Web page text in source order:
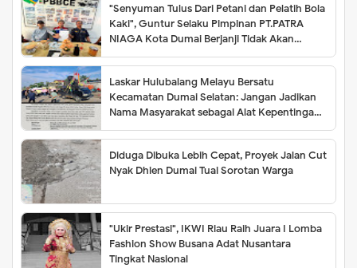
"Senyuman Tulus Dari Petani dan Pelatih Bola
Kaki", Guntur Selaku Pimpinan PT.PATRA
NIAGA Kota Dumai Berjanji Tidak Akan
Meminta Biaya 1 Rupiah pun Sampai Batas
Waktu Belum Bisa ditentukan
Laskar Hulubalang Melayu Bersatu
Kecamatan Dumai Selatan: Jangan Jadikan
Nama Masyarakat sebagai Alat Kepentingan
Kelompok
Diduga Dibuka Lebih Cepat, Proyek Jalan Cut
Nyak Dhien Dumai Tuai Sorotan Warga
"Ukir Prestasi", IKWI Riau Raih Juara I Lomba
Fashion Show Busana Adat Nusantara
Tingkat Nasional